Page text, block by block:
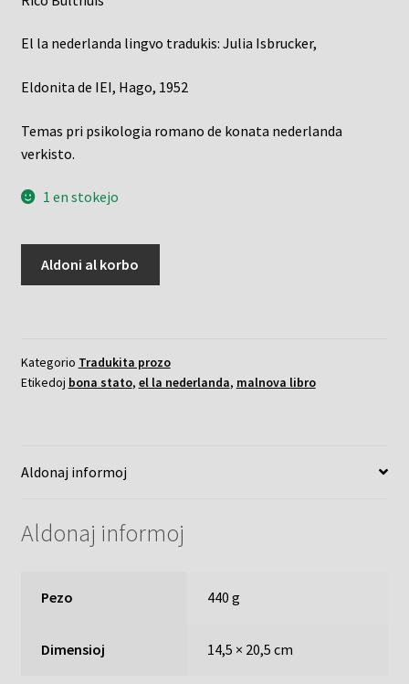
El la nederlanda lingvo tradukis: Julia Isbrucker,
Eldonita de IEI, Hago, 1952
Temas pri psikologia romano de konata nederlanda
verkisto.
1 en stokejo
Aldoni al korbo
Kategorio Tradukita prozo
Etikedoj bona stato, el la nederlanda, malnova libro
Aldonaj informoj
Aldonaj informoj
Pezo 440 g
Dimensioj 14,5 × 20,5 cm